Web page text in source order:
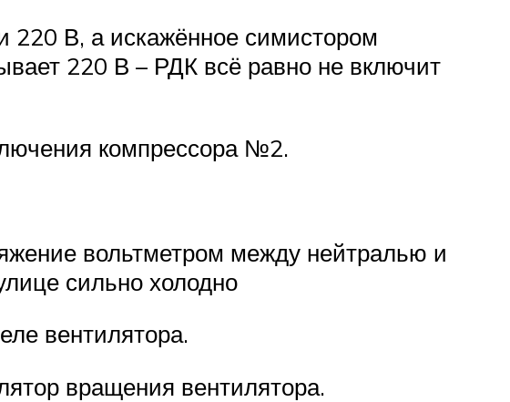
220 В, а искажённое симистором
220 В – РДК всё равно не включит
компрессора №2.
вольтметром между нейтралью и
сильно холодно
вентилятора.
вращения вентилятора.